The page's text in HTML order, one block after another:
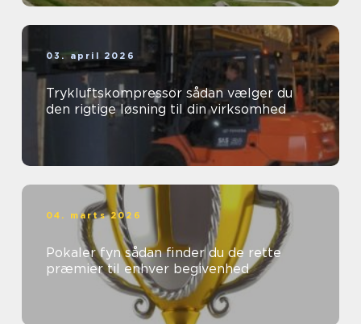
03. april 2026
Trykluftskompressor sådan vælger du
den rigtige løsning til din virksomhed
04. marts 2026
Pokaler fyn sådan finder du de rette
præmier til enhver begivenhed